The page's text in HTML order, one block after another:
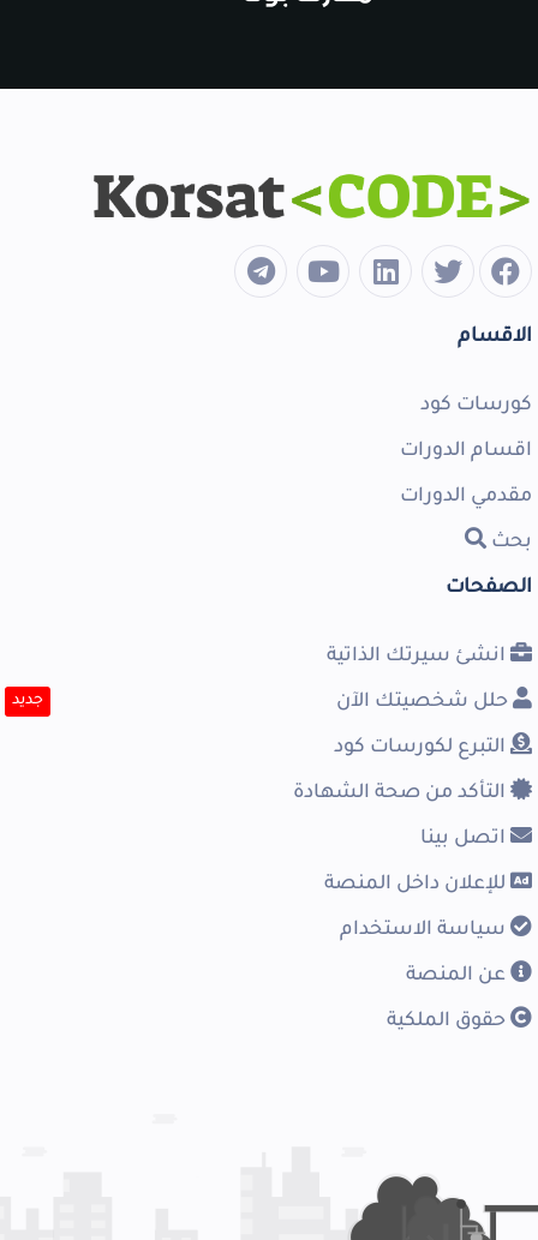
الاقسام
كورسات كود
اقسام الدورات
مقدمي الدورات
بحث
الصفحات
انشئ سيرتك الذاتية
حلل شخصيتك الآن جديد
التبرع لكورسات كود
التأكد من صحة الشهادة
اتصل بينا
للإعلان داخل المنصة
سياسة الاستخدام
عن المنصة
حقوق الملكية